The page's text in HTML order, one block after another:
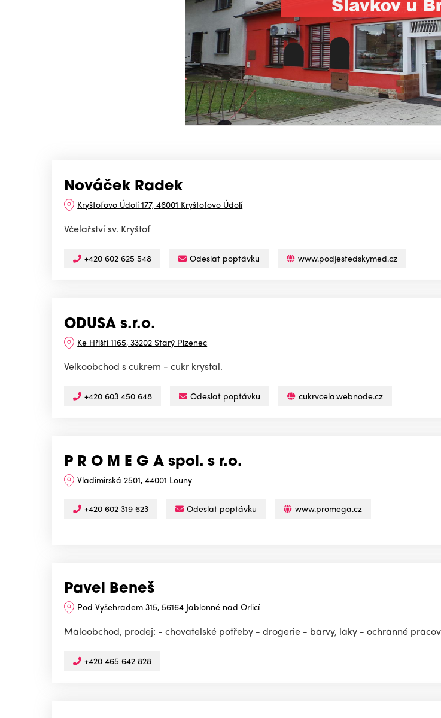
Nováček Radek
Kryštofovo Údolí 177, 46001 Kryštofovo Údolí
Včelařství sv. Kryštof
+420 602 625 548 Odeslat poptávku www.podjestedskymed.cz
ODUSA s.r.o.
Ke Hřišti 1165, 33202 Starý Plzenec
Velkoobchod s cukrem - cukr krystal.
+420 603 450 648 Odeslat poptávku cukrvcela.webnode.cz
P R O M E G A spol. s r.o.
Vladimirská 2501, 44001 Louny
+420 602 319 623 Odeslat poptávku www.promega.cz
Pavel Beneš
Pod Vyšehradem 315, 56164 Jablonné nad Orlicí
Maloobchod, prodej: - chovatelské potřeby - drogerie - barvy, laky - ochranné
+420 465 642 828